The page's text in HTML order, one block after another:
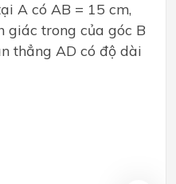
A có AB = 15 cm,
giác trong của góc B
thẳng AD có độ dài